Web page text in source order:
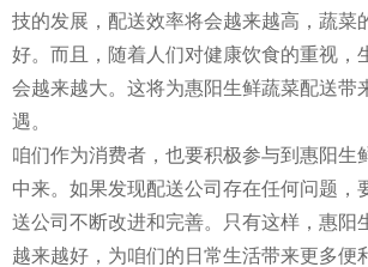
技的发展，配送效率将会越来越高，蔬菜
好。而且，随着人们对健康饮食的重视，
会越来越大。这将为惠阳生鲜蔬菜配送带
遇。
咱们作为消费者，也要积极参与到惠阳生
中来。如果发现配送公司存在任何问题，
送公司不断改进和完善。只有这样，惠阳
越来越好，为咱们的日常生活带来更多便